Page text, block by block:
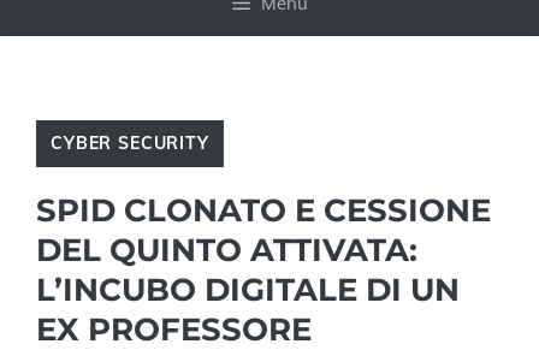
CYBER SECURITY
SPID CLONATO E CESSIONE
DEL QUINTO ATTIVATA:
L’INCUBO DIGITALE DI UN
EX PROFESSORE